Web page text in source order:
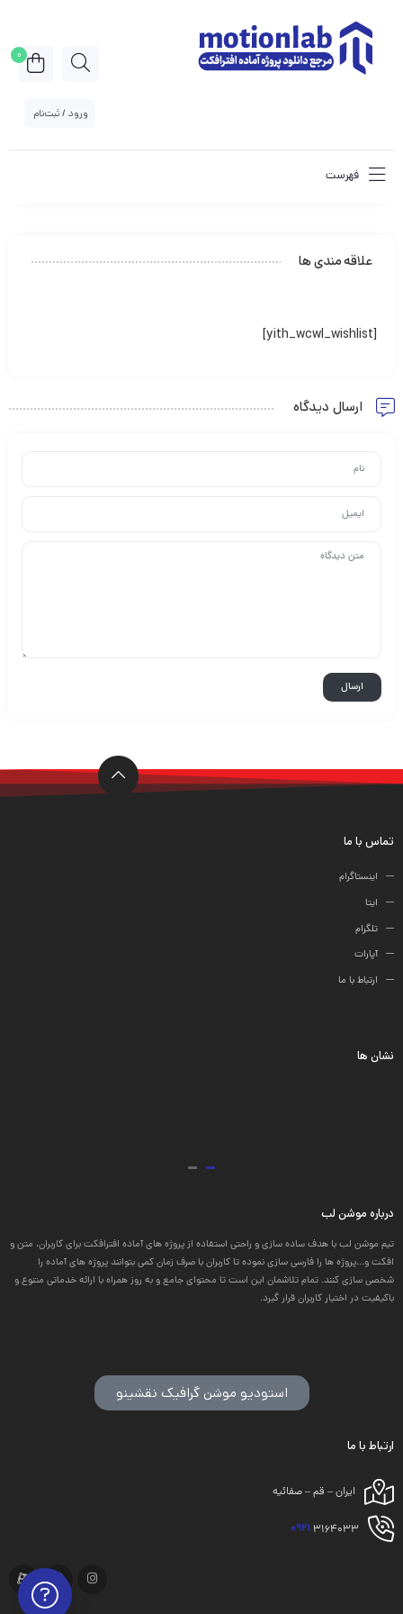
ورود / ثبت‌نام
0
فهرست
علاقه مندی ها
[yith_wcwl_wishlist]
ارسال دیدگاه
تماس با ما
اینستاگرام
ایتا
تلگرام
آپارات
ارتباط با ما
نشان ها
درباره موشن لب
تیم موشن لب با هدف ساده سازی و راحتی استفاده از پروژه های آماده افترافکت برای کاربران، متن و
افکت و...پروژه ها را فارسی سازی نموده تا کاربران با صرف زمان کمی بتوانند پروژه های آماده را
شخصی سازی کنند. تمام تلاشمان این است تا محتوای جامع و به روز همراه با ارائه خدماتی متنوع و
باکیفیت در اختیار کاربران قرار گیرد.
استودیو موشن گرافیک نقشینو
ارتباط با ما
ایران – قم – صفائیه
0921 3164033